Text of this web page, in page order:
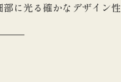
部に光る確かなデザイン性